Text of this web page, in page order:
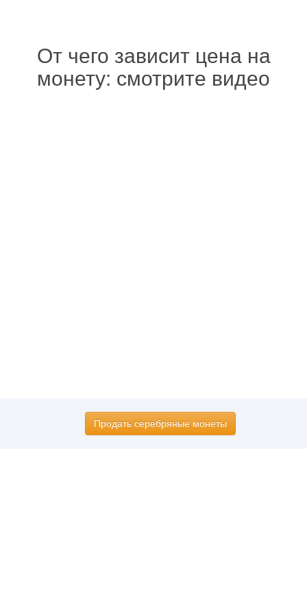
От чего зависит цена на
монету: смотрите видео
Продать серебряные монеты